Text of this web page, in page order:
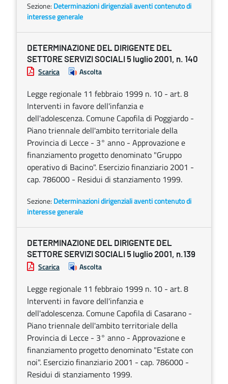
Sezione: Determinazioni dirigenziali aventi contenuto di
interesse generale
DETERMINAZIONE DEL DIRIGENTE DEL
SETTORE SERVIZI SOCIALI 5 luglio 2001, n. 140
Scarica Ascolta
Legge regionale 11 febbraio 1999 n. 10 - art. 8
Interventi in favore dell'infanzia e
dell'adolescenza. Comune Capofila di Poggiardo -
Piano triennale dell'ambito territoriale della
Provincia di Lecce - 3° anno - Approvazione e
finanziamento progetto denominato "Gruppo
operativo di Bacino". Esercizio finanziario 2001 -
cap. 786000 - Residui di stanziamento 1999.
Sezione: Determinazioni dirigenziali aventi contenuto di
interesse generale
DETERMINAZIONE DEL DIRIGENTE DEL
SETTORE SERVIZI SOCIALI 5 luglio 2001, n.139
Scarica Ascolta
Legge regionale 11 febbraio 1999 n. 10 - art. 8
Interventi in favore dell'infanzia e
dell'adolescenza. Comune Capofila di Casarano -
Piano triennale dell'ambito territoriale della
Provincia di Lecce - 3° anno - Approvazione e
finanziamento progetto denominato "Estate con
noi". Esercizio finanziario 2001 - cap. 786000 -
Residui di stanziamento 1999.